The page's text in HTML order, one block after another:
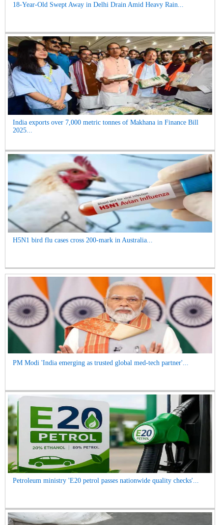
18-Year-Old Swept Away in Delhi Drain Amid Heavy Rain...
India exports over 7,000 metric tonnes of Makhana in Finance Bill
2025...
H5N1 bird flu cases cross 200-mark in Australia...
PM Modi 'India emerging as trusted global med-tech partner'...
Petroleum ministry 'E20 petrol passes nationwide quality checks'...